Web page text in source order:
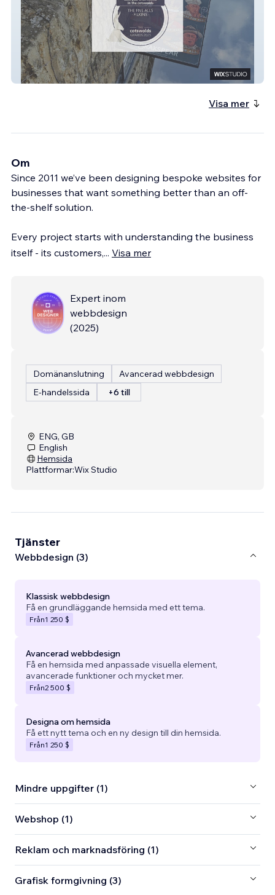
The Five Alls
Visa mer
Om
Since 2011 we’ve been designing bespoke websites for
businesses that want something better than an off-
the-shelf solution.
Every project starts with understanding the business
itself - its customers,... Visa mer
Expert inom
webbdesign
(2025)
Domänanslutning
Avancerad webbdesign
E-handelssida
+6 till
ENG, GB
English
Hemsida
Plattformar:Wix Studio
Tjänster
Webbdesign (3)
Klassisk webbdesign
Få en grundläggande hemsida med ett tema.
Från1 250 $
Avancerad webbdesign
Få en hemsida med anpassade visuella element,
avancerade funktioner och mycket mer.
Från2 500 $
Designa om hemsida
Få ett nytt tema och en ny design till din hemsida.
Från1 250 $
Mindre uppgifter (1)
Webshop (1)
Reklam och marknadsföring (1)
Grafisk formgivning (3)